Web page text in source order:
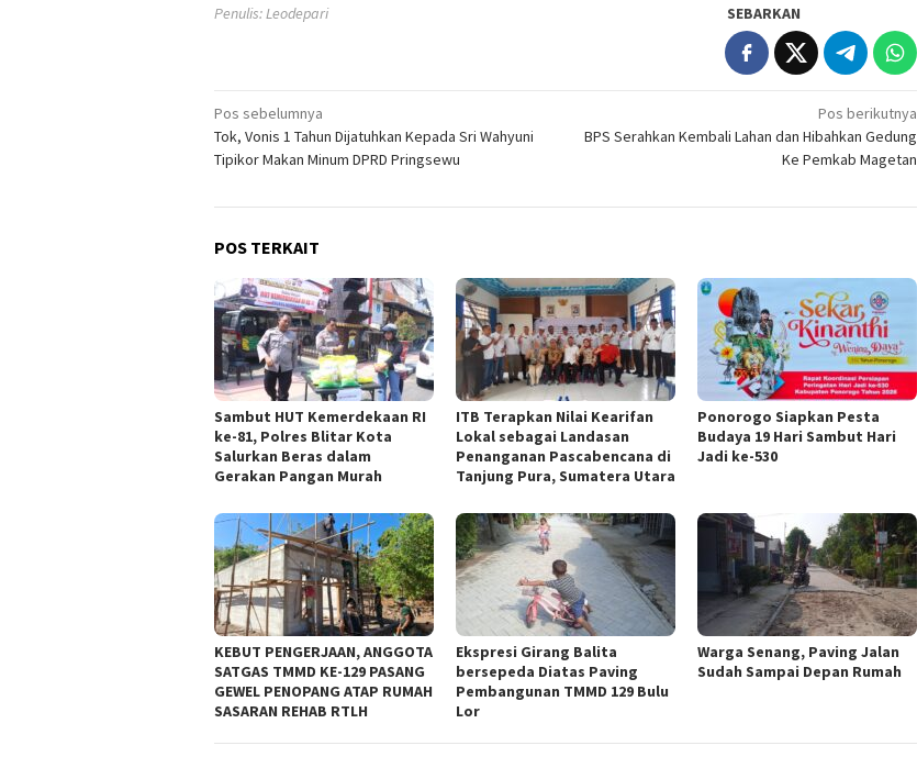
Penulis: Leodepari SEBARKAN
Navigasi
pos
Pos sebelumnya
Tok, Vonis 1 Tahun Dijatuhkan Kepada Sri Wahyuni
Tipikor Makan Minum DPRD Pringsewu
Pos berikutnya
BPS Serahkan Kembali Lahan dan Hibahkan Gedung
Ke Pemkab Magetan
POS TERKAIT
Sambut HUT Kemerdekaan RI
ke-81, Polres Blitar Kota
Salurkan Beras dalam
Gerakan Pangan Murah
ITB Terapkan Nilai Kearifan
Lokal sebagai Landasan
Penanganan Pascabencana di
Tanjung Pura, Sumatera Utara
Ponorogo Siapkan Pesta
Budaya 19 Hari Sambut Hari
Jadi ke-530
KEBUT PENGERJAAN, ANGGOTA
SATGAS TMMD KE-129 PASANG
GEWEL PENOPANG ATAP RUMAH
SASARAN REHAB RTLH
Ekspresi Girang Balita
bersepeda Diatas Paving
Pembangunan TMMD 129 Bulu
Lor
Warga Senang, Paving Jalan
Sudah Sampai Depan Rumah